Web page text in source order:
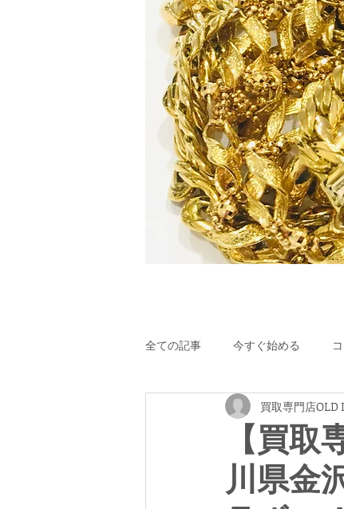
全ての記事 今すぐ始める
【買
川県金
買取専門店OLD